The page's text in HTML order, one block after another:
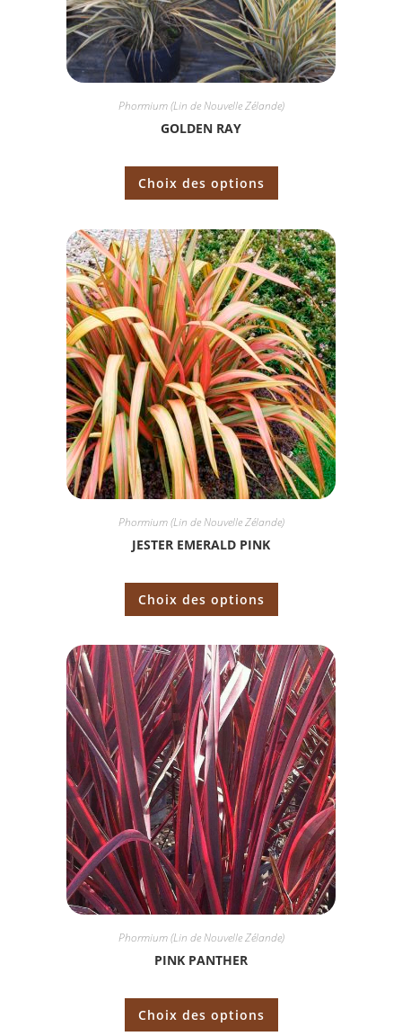
Phormium (Lin de Nouvelle Zélande)
GOLDEN RAY
Choix des options
Phormium (Lin de Nouvelle Zélande)
JESTER EMERALD PINK
Choix des options
Phormium (Lin de Nouvelle Zélande)
PINK PANTHER
Choix des options